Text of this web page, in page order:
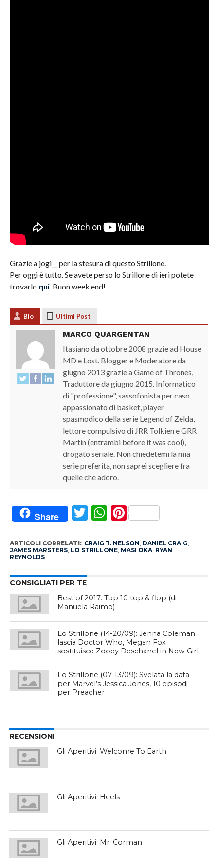
Grazie a jogi__ per la stesura di questo Strillone.
Per oggi è tutto. Se avete perso lo Strillone di ieri potete
trovarlo qui. Buon week end!
Bio Ultimi Post
MARCO QUARGENTAN
Itasiano da ottobre 2008 grazie ad House
MD e Lost. Blogger e Moderatore da
giugno 2013 grazie a Game of Thrones,
Traduttore da giugno 2015. Informatico
di "professione", sassofonista per caso,
appassionato di basket, player
spasmodico della serie Legend of Zelda,
lettore compulsivo di JRR Tolkien e GRR
Martin (entrambi before it was cool),
drogato seriale. Non chiedetemi la mia
serie preferita, non saprei scegliere fra
quelle che adoro.
Share Twitter
WhatsApp
Pinterest
ARTICOLI CORRELATI: CRAIG T. NELSON, DANIEL CRAIG,
JAMES MARSTERS, LO STRILLONE, MASI OKA, RYAN
REYNOLDS
CONSIGLIATI PER TE
Best of 2017: Top 10 top & flop (di
Manuela Raimo)
Lo Strillone (14-20/09): Jenna Coleman
lascia Doctor Who, Megan Fox
sostituisce Zooey Deschanel in New Girl
Lo Strillone (07-13/09): Svelata la data
per Marvel’s Jessica Jones, 10 episodi
per Preacher
RECENSIONI
Gli Aperitivi: Welcome To Earth
Gli Aperitivi: Heels
Gli Aperitivi: Mr. Corman